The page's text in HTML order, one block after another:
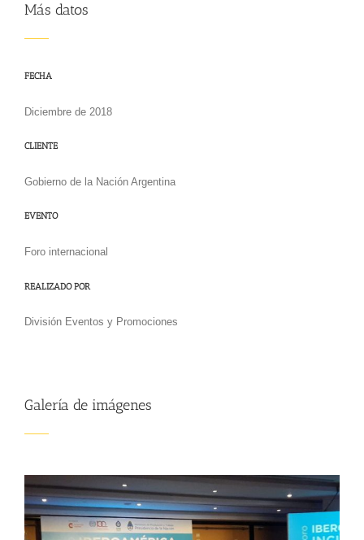
Más datos
FECHA
Diciembre de 2018
CLIENTE
Gobierno de la Nación Argentina
EVENTO
Foro internacional
REALIZADO POR
División Eventos y Promociones
Galería de imágenes